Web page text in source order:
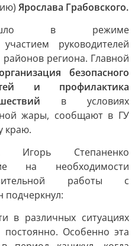
Ярослава Грабовского.
в режиме
руководителей
региона. Главной
безопасного
и профилактика
в условиях
жары, сообщают в ГУ
краю.
Игорь Степаненко
на необходимости
работы с
в различных ситуациях
Особенно эта